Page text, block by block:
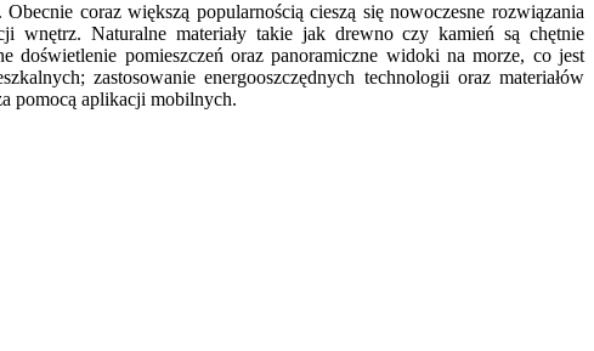
coraz większą popularnością cieszą się nowoczesne rozwiązania
wnętrz. Naturalne materiały takie jak drewno czy kamień są chętnie
doświetlenie pomieszczeń oraz panoramiczne widoki na morze, co jest
zastosowanie energooszczędnych technologii oraz materiałów
pomocą aplikacji mobilnych.